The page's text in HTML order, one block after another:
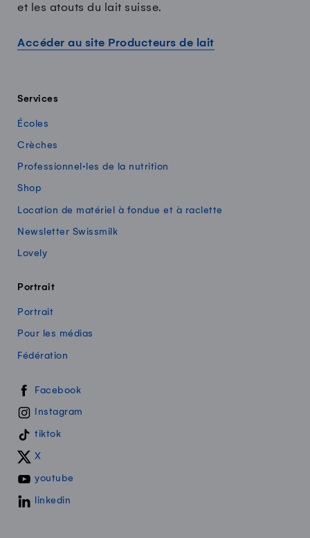
et les atouts du lait suisse.
Accéder au site Producteurs de lait
Services
Écoles
Crèches
Professionnel·les de la nutrition
Shop
Location de matériel à fondue et à raclette
Newsletter Swissmilk
Lovely
Portrait
Portrait
Pour les médias
Fédération
Swissmilk sur les réseaux sociaux
Facebook
Instagram
tiktok
X
youtube
linkedin